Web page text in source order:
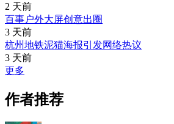
2 天前
百事户外大屏创意出圈
3 天前
杭州地铁泥猫海报引发网络热议
3 天前
更多
作者推荐